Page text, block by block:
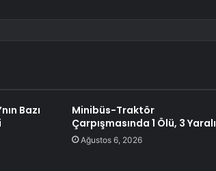
Bazı
Minibüs-Traktör
Çarpışmasında 1 Ölü, 3 Yaralı
Ağustos 6, 2026